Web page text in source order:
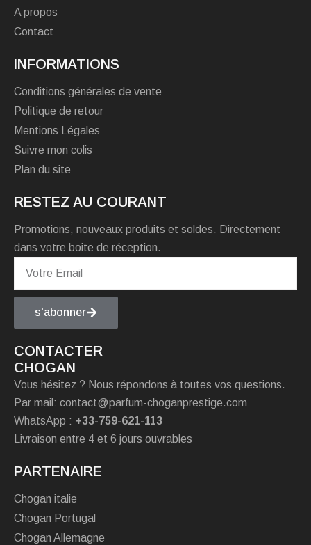
A propos
Contact
INFORMATIONS
Conditions générales de vente
Politique de retour
Mentions Légales
Suivre mon colis
Plan du site
RESTEZ AU COURANT
Promotions, nouveaux produits et soldes. Directement
dans votre boite de réception.
s'abonner
CONTACTER
CHOGAN
Vous hésitez ? Nous répondons à toutes vos questions.
Par mail: contact@parfum-choganprestige.com
WhatsApp : +33-759-621-113
Livraison entre 4 et 6 jours ouvrables
PARTENAIRE
Chogan italie
Chogan Portugal
Chogan Allemagne